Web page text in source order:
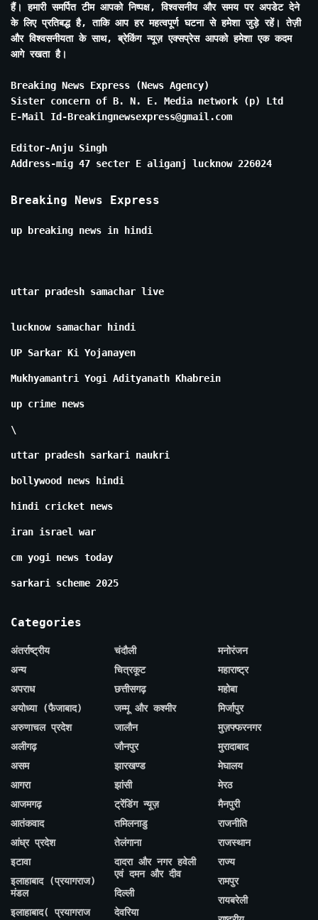
हैं। हमारी समर्पित टीम आपको निष्पक्ष, विश्वसनीय और समय पर अपडेट देने
के लिए प्रतिबद्ध है, ताकि आप हर महत्वपूर्ण घटना से हमेशा जुड़े रहें। तेज़ी
और विश्वसनीयता के साथ, ब्रेकिंग न्यूज़ एक्सप्रेस आपको हमेशा एक कदम
आगे रखता है।
Breaking News Express (News Agency)
Sister concern of B. N. E. Media network (p) Ltd
E-Mail Id-Breakingnewsexpress@gmail.com
Editor-Anju Singh
Address-mig 47 secter E aliganj lucknow 226024
Breaking News Express
up breaking news in hindi
uttar pradesh samachar live
lucknow samachar hindi
UP Sarkar Ki Yojanayen
Mukhyamantri Yogi Adityanath Khabrein
up crime news
\
uttar pradesh sarkari naukri
bollywood news hindi
hindi cricket news
iran israel war
cm yogi news today
sarkari scheme 2025
Categories
अंतर्राष्ट्रीय
अन्य
अपराध
अयोध्या (फैजाबाद)
अरुणाचल प्रदेश
अलीगढ़
असम
आगरा
आजमगढ़
आतंकवाद
आंध्र प्रदेश
इटावा
इलाहाबाद (प्रयागराज)
मंडल
इलाहाबाद( प्रयागराज
चंदौली
चित्रकूट
छत्तीसगढ़
जम्मू और कश्मीर
जालौन
जौनपुर
झारखण्ड
झांसी
ट्रेंडिंग न्यूज़
तमिलनाडु
तेलंगाना
दादरा और नगर हवेली
एवं दमन और दीव
दिल्ली
देवरिया
मनोरंजन
महाराष्ट्र
महोबा
मिर्जापुर
मुज़फ्फरनगर
मुरादाबाद
मेघालय
मेरठ
मैनपुरी
राजनीति
राजस्थान
राज्य
रामपुर
रायबरेली